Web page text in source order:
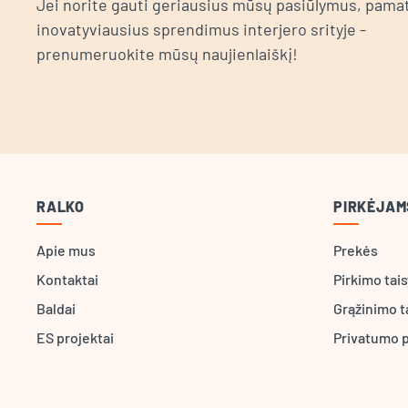
Jei norite gauti geriausius mūsų pasiūlymus,
inovatyviausius sprendimus interjero srityje -
prenumeruokite mūsų naujienlaiškį!
RALKO
Apie mus
Kontaktai
Baldai
ES projektai
Prekės
Pirkimo
Grąžinimo
Privatumo